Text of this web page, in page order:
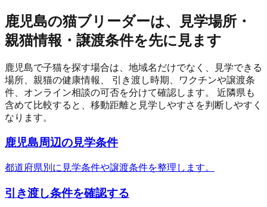
鹿児島の猫ブリーダーは、見学場所・
親猫情報・譲渡条件を先に見ます
鹿児島で子猫を探す場合は、地域名だけでなく、見学できる
場所、親猫の健康情報、 引き渡し時期、ワクチンや譲渡条
件、オンライン相談の可否を分けて確認します。 近隣県も
含めて比較すると、移動距離と見学しやすさを判断しやすく
なります。
鹿児島周辺の見学条件
都道府県別に見学条件や譲渡条件を整理します。
引き渡し条件を確認する